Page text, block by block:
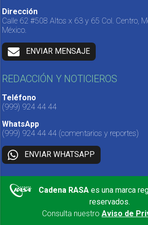
Dirección
Calle 62 #508 Altos x 63 y 65 Col. Centro,
México.
ENVIAR MENSAJE
REDACCIÓN Y NOTICIEROS
Teléfono
(999) 924 44 44
WhatsApp
(999) 924 44 44 (comentarios y reportes)
ENVIAR WHATSAPP
Cadena RASA es una marca
reservados.
Consulta nuestro Aviso de